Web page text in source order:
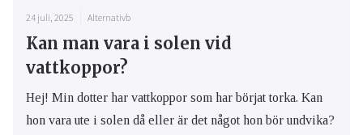
24 juli, 2025 Alternativb
Kan man vara i solen vid
vattkoppor?
Hej! Min dotter har vattkoppor som har börjat torka. Kan
hon vara ute i solen då eller är det något hon bör undvika?